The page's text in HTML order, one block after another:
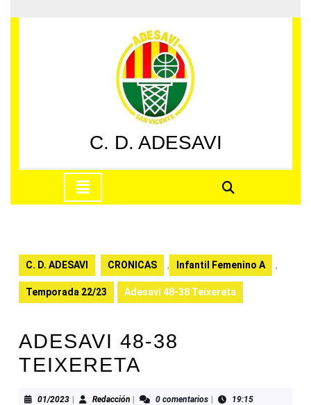
al
C. D. ADESAVI
apertura
C. D. ADESAVI CRONICAS , Infantil Femenino A ,
Temporada 22/23 Adesavi 48-38 Teixereta
ADESAVI 48-38
TEIXERETA
01/202301/2023RedacciónRedacción0 comentarios 19:15